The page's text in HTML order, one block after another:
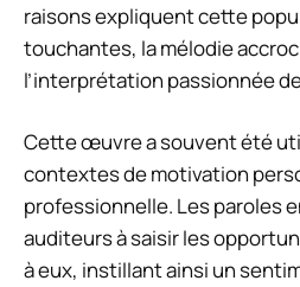
raisons expliquent cette
touchantes, la mélodie
l’interprétation passionnée
Cette œuvre a souvent été
contextes de motivation
professionnelle. Les paroles
auditeurs à saisir les
à eux, instillant ainsi un